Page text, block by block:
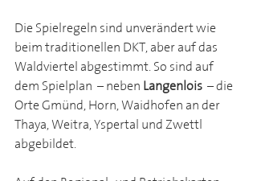
Die Spielregeln sind unverändert wie
beim traditionellen DKT, aber auf das
Waldviertel abgestimmt. So sind auf
dem Spielplan – neben Langenlois – die
Orte Gmünd, Horn, Waidhofen an der
Thaya, Weitra, Yspertal und Zwettl
abgebildet.